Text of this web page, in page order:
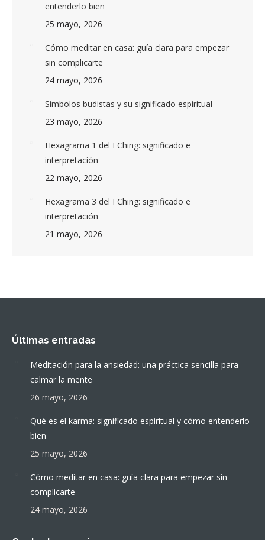
entenderlo bien
25 mayo, 2026
Cómo meditar en casa: guía clara para empezar
sin complicarte
24 mayo, 2026
Símbolos budistas y su significado espiritual
23 mayo, 2026
Hexagrama 1 del I Ching: significado e
interpretación
22 mayo, 2026
Hexagrama 3 del I Ching: significado e
interpretación
21 mayo, 2026
Últimas entradas
Meditación para la ansiedad: una práctica sencilla para
calmar la mente
26 mayo, 2026
Qué es el karma: significado espiritual y cómo entenderlo
bien
25 mayo, 2026
Cómo meditar en casa: guía clara para empezar sin
complicarte
24 mayo, 2026